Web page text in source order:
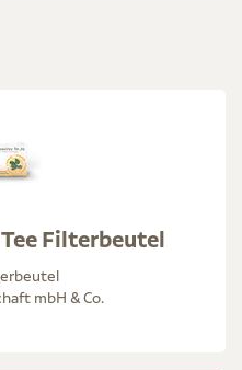
Filterbeutel
mbH & Co.